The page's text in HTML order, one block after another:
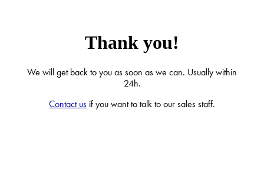
Thank you!
We will get back to you as soon as we can. Usually within
24h.
Contact us if you want to talk to our sales staff.